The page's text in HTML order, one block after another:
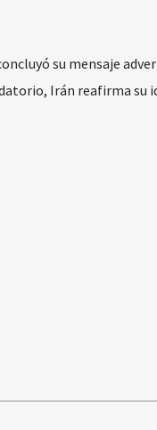
su mensaje
Irán reafirma su